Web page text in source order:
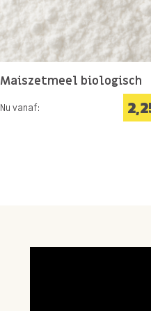
Maiszetmeel biologisch
Nu vanaf: